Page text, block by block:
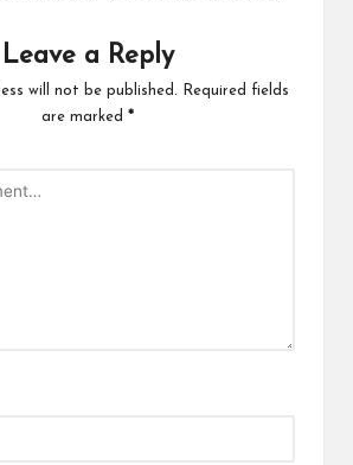
Leave a Reply
will not be published.
Required fields
are marked *